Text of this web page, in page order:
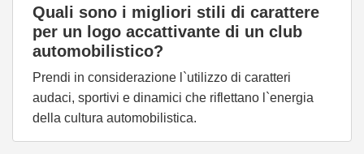
Quali sono i migliori stili di carattere
per un logo accattivante di un club
automobilistico?
Prendi in considerazione l`utilizzo di caratteri
audaci, sportivi e dinamici che riflettano l`energia
della cultura automobilistica.